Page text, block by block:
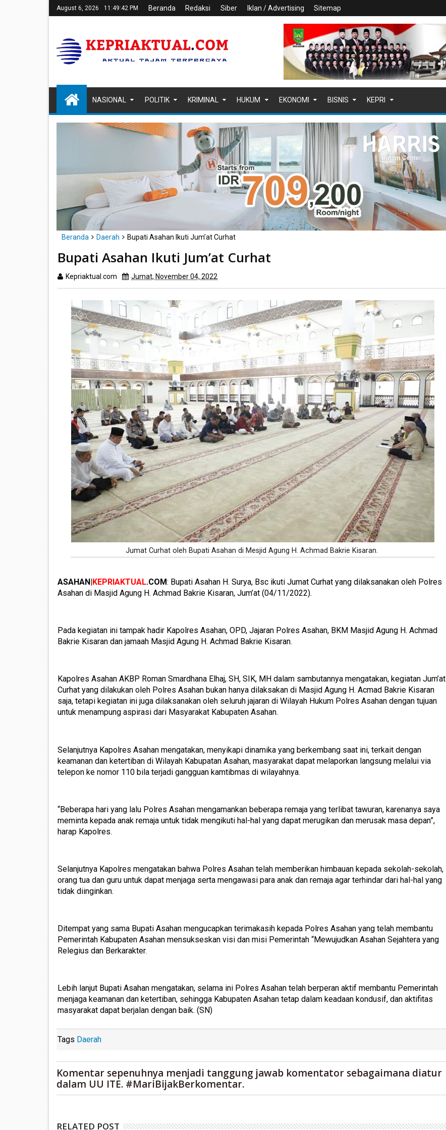
August 6, 2026 11:49:43 PM Beranda Redaksi Siber Iklan / Advertising Sitemap
NASIONAL POLITIK KRIMINAL HUKUM EKONOMI BISNIS KEPRI
Beranda Daerah Bupati Asahan Ikuti Jum’at Curhat
Bupati Asahan Ikuti Jum’at Curhat
Kepriaktual.com Jumat, November 04, 2022
Jumat Curhat oleh Bupati Asahan di Mesjid Agung H. Achmad Bakrie Kisaran.
ASAHAN|KEPRIAKTUAL.COM: Bupati Asahan H. Surya, Bsc ikuti Jumat Curhat yang dilaksanakan oleh Polres
Asahan di Masjid Agung H. Achmad Bakrie Kisaran, Jum’at (04/11/2022).
Pada kegiatan ini tampak hadir Kapolres Asahan, OPD, Jajaran Polres Asahan, BKM Masjid Agung H. Achmad
Bakrie Kisaran dan jamaah Masjid Agung H. Achmad Bakrie Kisaran.
Kapolres Asahan AKBP Roman Smardhana Elhaj, SH, SIK, MH dalam sambutannya mengatakan, kegiatan Jum’at
Curhat yang dilakukan oleh Polres Asahan bukan hanya dilaksakan di Masjid Agung H. Acmad Bakrie Kisaran
saja, tetapi kegiatan ini juga dilaksanakan oleh seluruh jajaran di Wilayah Hukum Polres Asahan dengan tujuan
untuk menampung aspirasi dari Masyarakat Kabupaten Asahan.
Selanjutnya Kapolres Asahan mengatakan, menyikapi dinamika yang berkembang saat ini, terkait dengan
keamanan dan ketertiban di Wilayah Kabupatan Asahan, masyarakat dapat melaporkan langsung melalui via
telepon ke nomor 110 bila terjadi gangguan kamtibmas di wilayahnya.
“Beberapa hari yang lalu Polres Asahan mengamankan beberapa remaja yang terlibat tawuran, karenanya saya
meminta kepada anak remaja untuk tidak mengikuti hal-hal yang dapat merugikan dan merusak masa depan”,
harap Kapolres.
Selanjutnya Kapolres mengatakan bahwa Polres Asahan telah memberikan himbauan kepada sekolah-sekolah,
orang tua dan guru untuk dapat menjaga serta mengawasi para anak dan remaja agar terhindar dari hal-hal yang
tidak diinginkan.
Ditempat yang sama Bupati Asahan mengucapkan terimakasih kepada Polres Asahan yang telah membantu
Pemerintah Kabupaten Asahan mensukseskan visi dan misi Pemerintah “Mewujudkan Asahan Sejahtera yang
Relegius dan Berkarakter.
Lebih lanjut Bupati Asahan mengatakan, selama ini Polres Asahan telah berperan aktif membantu Pemerintah
menjaga keamanan dan ketertiban, sehingga Kabupaten Asahan tetap dalam keadaan kondusif, dan aktifitas
masyarakat dapat berjalan dengan baik. (SN)
Tags Daerah
Komentar sepenuhnya menjadi tanggung jawab komentator sebagaimana diatur
dalam UU ITE. #MariBijakBerkomentar.
RELATED POST